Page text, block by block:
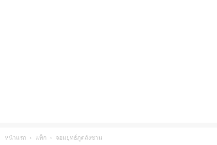
หน้าแรก แท็ก จอมยุทธ์ภูตถังซาน